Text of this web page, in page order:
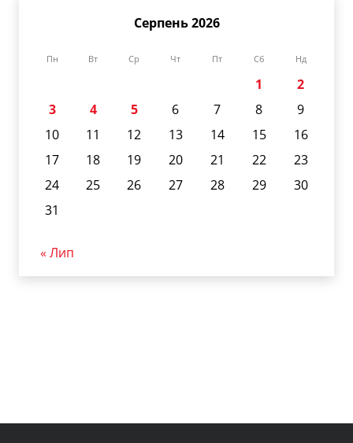
Серпень 2026
Пн Вт Ср Чт Пт Сб Нд
1
2
3
4 5 6 7 8
9
10
11 12 13 14 15
16
17
18 19 20 21 22
23
24
25 26 27 28 29
30
31
« Лип